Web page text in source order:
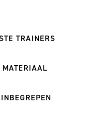
TRAINERS
MATERIAAL